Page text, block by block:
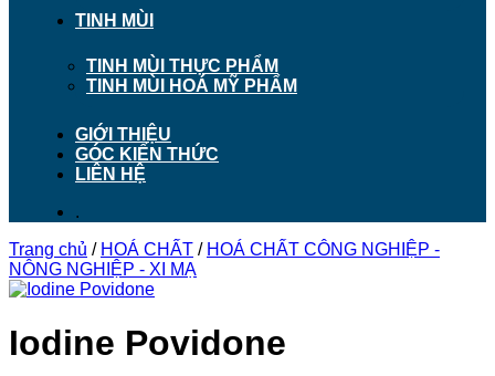
TINH MÙI
TINH MÙI THỰC PHẨM
TINH MÙI HOÁ MỸ PHẨM
GIỚI THIỆU
GÓC KIẾN THỨC
LIÊN HỆ
.
Trang chủ / HOÁ CHẤT / HOÁ CHẤT CÔNG NGHIỆP -
NÔNG NGHIỆP - XI MẠ
Iodine Povidone